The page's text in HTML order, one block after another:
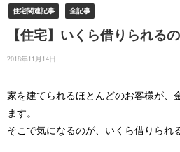
住宅関連記事 全記事
【住宅】いくら借りられる
2018年11月14日
家を建てられるほとんどのお客様が、
ます。
そこで気になるのが、いくら借りられ